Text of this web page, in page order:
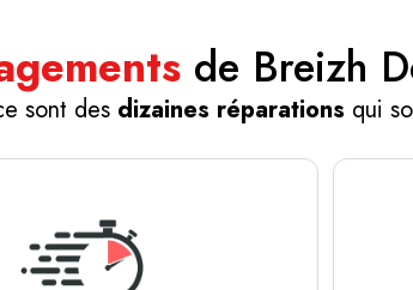
de Breizh
sont des dizaines réparations qui